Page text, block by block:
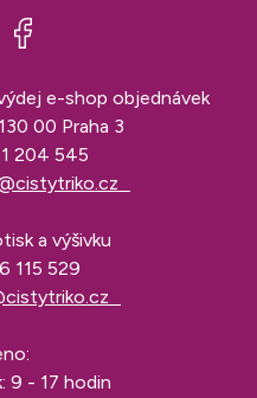
e-shop objednávek
00 Praha 3
204 545
a výšivku
115 529
9 - 17 hodin